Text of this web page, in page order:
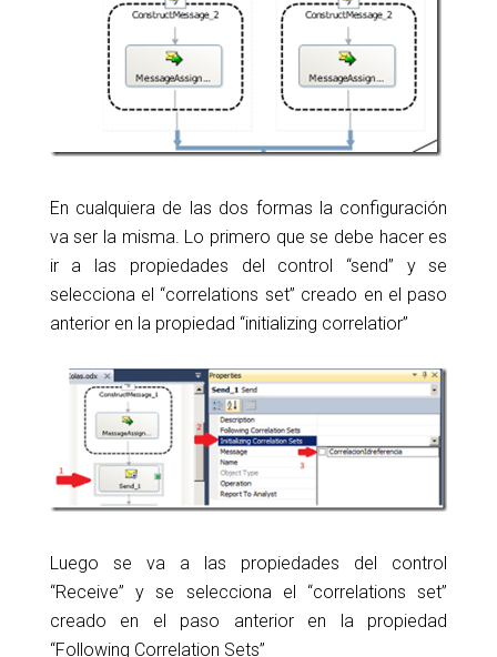
En cualquiera de las dos formas la configuración
va ser la misma. Lo primero que se debe hacer es
ir a las propiedades del control “send” y se
selecciona el “correlations set” creado en el paso
anterior en la propiedad “initializing correlatior”
Luego se va a las propiedades del control
“Receive” y se selecciona el “correlations set”
creado en el paso anterior en la propiedad
“Following Correlation Sets”